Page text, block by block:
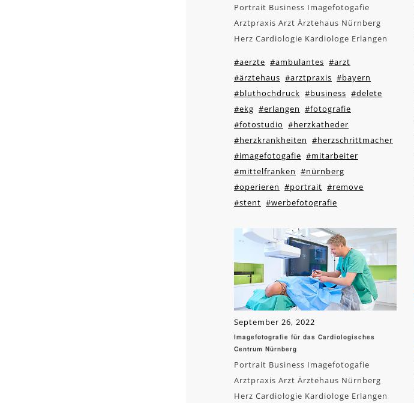
Portrait Business Imagefotogafie
Arztpraxis Arzt Ärztehaus Nürnberg
Herz Cardiologie Kardiologe Erlangen
#aerzte #ambulantes #arzt
#ärztehaus #arztpraxis #bayern
#bluthochdruck #business #delete
#ekg #erlangen #fotografie
#fotostudio #herzkatheder
#herzkrankheiten #herzschrittmacher
#imagefotogafie #mitarbeiter
#mittelfranken #nürnberg
#operieren #portrait #remove
#stent #werbefotografie
September 26, 2022
Imagefotografie für das Cardiologisches
Centrum Nürnberg
Portrait Business Imagefotogafie
Arztpraxis Arzt Ärztehaus Nürnberg
Herz Cardiologie Kardiologe Erlangen